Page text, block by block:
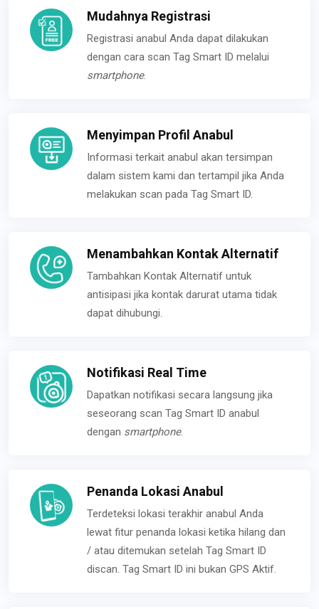
Mudahnya Registrasi
Registrasi anabul Anda dapat dilakukan
dengan cara scan Tag Smart ID melalui
smartphone.
Menyimpan Profil Anabul
Informasi terkait anabul akan tersimpan
dalam sistem kami dan tertampil jika Anda
melakukan scan pada Tag Smart ID.
Menambahkan Kontak Alternatif
Tambahkan Kontak Alternatif untuk
antisipasi jika kontak darurat utama tidak
dapat dihubungi.
Notifikasi Real Time
Dapatkan notifikasi secara langsung jika
seseorang scan Tag Smart ID anabul
dengan smartphone.
Penanda Lokasi Anabul
Terdeteksi lokasi terakhir anabul Anda
lewat fitur penanda lokasi ketika hilang dan
/ atau ditemukan setelah Tag Smart ID
discan. Tag Smart ID ini bukan GPS Aktif.